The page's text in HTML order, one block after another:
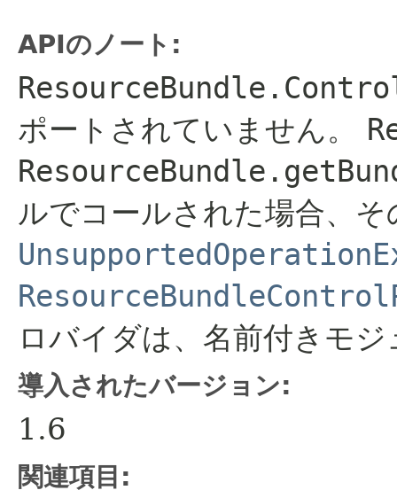
APIのノート:
ポートされていません。
ルでコールされた場合、
ロバイダは、名前付きモ
導入されたバージョン:
1.6
関連項目: